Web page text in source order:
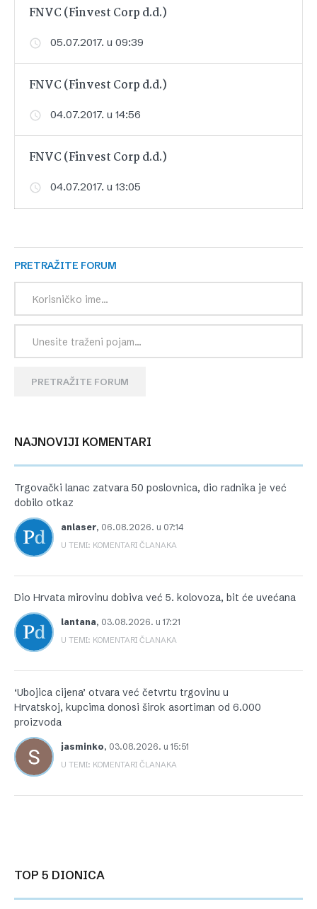
FNVC (Finvest Corp d.d.)
05.07.2017. u 09:39
FNVC (Finvest Corp d.d.)
04.07.2017. u 14:56
FNVC (Finvest Corp d.d.)
04.07.2017. u 13:05
PRETRAŽITE FORUM
PRETRAŽITE FORUM
NAJNOVIJI KOMENTARI
Trgovački lanac zatvara 50 poslovnica, dio radnika je već
dobilo otkaz
anlaser, 06.08.2026. u 07:14
U TEMI: KOMENTARI ČLANAKA
Dio Hrvata mirovinu dobiva već 5. kolovoza, bit će uvećana
lantana, 03.08.2026. u 17:21
U TEMI: KOMENTARI ČLANAKA
‘Ubojica cijena’ otvara već četvrtu trgovinu u
Hrvatskoj, kupcima donosi širok asortiman od 6.000
proizvoda
jasminko, 03.08.2026. u 15:51
U TEMI: KOMENTARI ČLANAKA
TOP 5 DIONICA